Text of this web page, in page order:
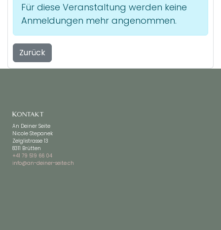
Für diese Veranstaltung werden keine
Anmeldungen mehr angenommen.
Zurück
Kontakt
An Deiner Seite
Nicole Stepanek
Zelglistrasse 13
8311 Brütten
+41 79 519 66 04
info@an-deiner-seite.ch